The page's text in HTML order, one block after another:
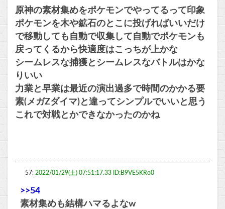
原神の素材集めをポケモンでやってるって印象
ポケモンを木や鉱石のとこに投げればいいだけ
で移動しても自動で収集して自動でポケモンも
戻ってくるから快適度はこっちが上かな
シームレスな捕獲とシームレスなバトルはかな
りいい
力業と早業は最近の演出過多で時間のかかる要
素(メガZダイマ)と違ってシンプルでいいと思う
これで対戦とかできなかったのかね
57: 2022/01/29(土) 07:51:17.33 ID:B9VE5KRo0
>>54
素材集めも結構ハマるよなw